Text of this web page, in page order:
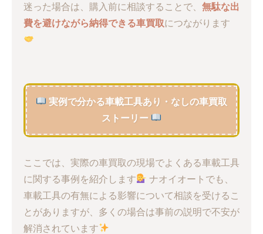
迷った場合は、購入前に相談することで、 無駄な出
費を避けながら納得できる車買取につながります
実例で分かる車載工具あり・なしの車買取
ストーリー
ここでは、実際の車買取の現場でよくある車載工具
に関する事例を紹介します
ナオイオートでも、
車載工具の有無による影響について相談を受けるこ
とがありますが、多くの場合は事前の説明で不安が
解消されています